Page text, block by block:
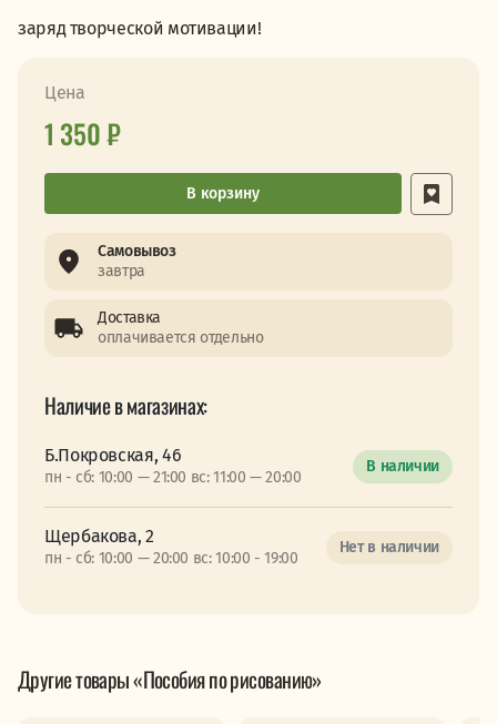
заряд творческой мотивации!
Цена
1 350 ₽
В корзину
Самовывоз
завтра
Доставка
оплачивается отдельно
Наличие в магазинах:
Б.Покровская, 46
пн - сб: 10:00 — 21:00 вс: 11:00 — 20:00
В наличии
Щербакова, 2
пн - сб: 10:00 — 20:00 вс: 10:00 - 19:00
Нет в наличии
Другие товары «Пособия по рисованию»